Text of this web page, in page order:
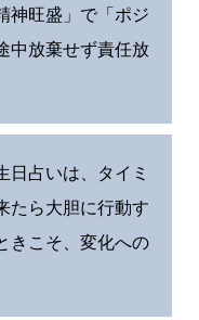
神旺盛」で「ポジ
中放棄せず責任放
日占いは、タイミ
たら大胆に行動す
きこそ、変化への